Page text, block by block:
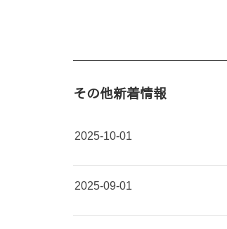
その他新着情報
2025-10-01
2025-09-01